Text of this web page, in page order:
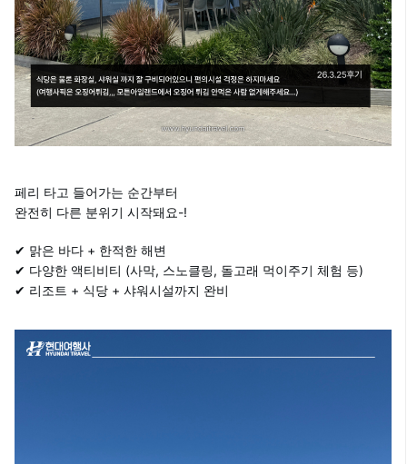
페리 타고 들어가는 순간부터
완전히 다른 분위기 시작돼요-!
✔ 맑은 바다 + 한적한 해변
✔ 다양한 액티비티 (사막, 스노클링, 돌고래 먹이주기 체험 등)
✔ 리조트 + 식당 + 샤워시설까지 완비